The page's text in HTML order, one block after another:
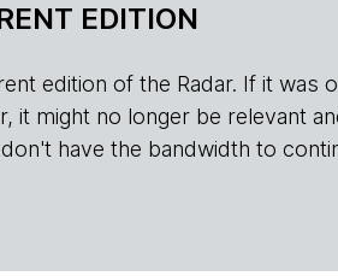
EDITION
edition of the Radar. If it was
it might no longer be relevant
have the bandwidth to